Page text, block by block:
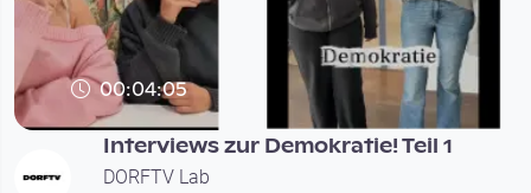
00:04:05
Interviews zur Demokratie! Teil 1
DORFTV Lab